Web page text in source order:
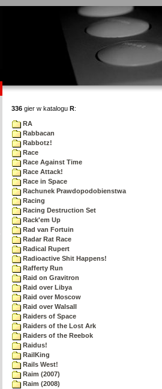
336 gier w katalogu R:
RA
Rabbacan
Rabbotz!
Race
Race Against Time
Race Attack!
Race in Space
Rachunek Prawdopodobienstwa
Racing
Racing Destruction Set
Rack'em Up
Rad van Fortuin
Radar Rat Race
Radical Rupert
Radioactive Shit Happens!
Rafferty Run
Raid on Gravitron
Raid over Libya
Raid over Moscow
Raid over Walsall
Raiders of Space
Raiders of the Lost Ark
Raiders of the Reebok
Raidus!
RailKing
Rails West!
Raim (2007)
Raim (2008)